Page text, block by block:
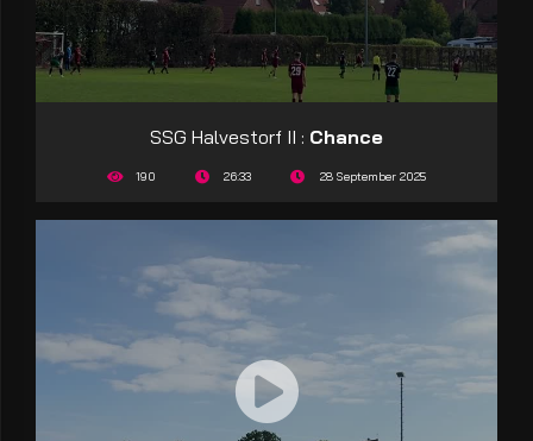
SSG Halvestorf II : Chance
190 26:33 28 September 2025